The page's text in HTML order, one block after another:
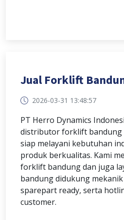
Jual Forklift
2026-03-31 13:48:57
PT Herro Dynamics
distributor forklift bandung
siap melayani kebutuhan
produk berkualitas. Kami
forklift bandung dan juga
bandung didukung
sparepart ready, serta
customer.